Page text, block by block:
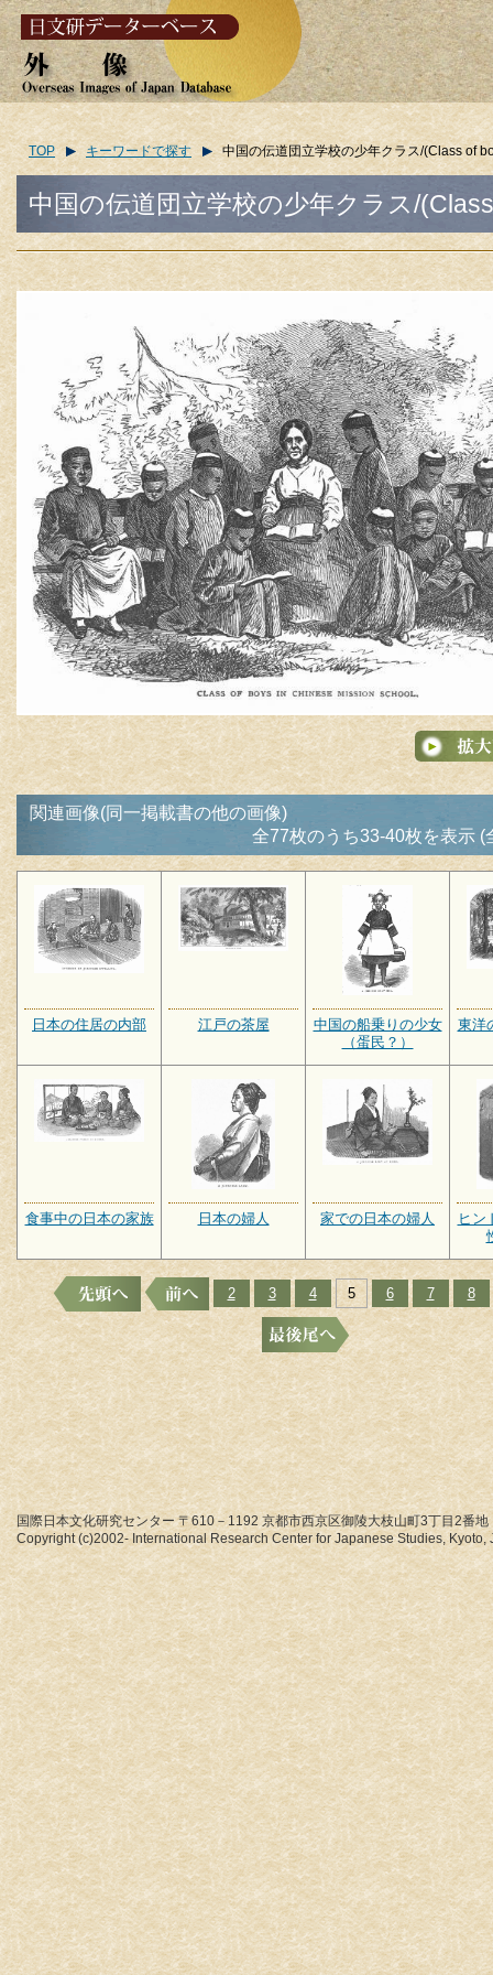
TOP キーワードで探す 中国の伝道団立学校の少年クラス/(Class of
中国の伝道団立学校の少年クラス/
関連画像(同一掲載書の他の画像)
全77枚のうち33-40枚を表示 (
日本の住居の内部 江戸の茶屋
中国の船乗りの少女
（蛋民？）
東洋
食事中の日本の家族 日本の婦人 家での日本の婦人
ヒン
2 3 4 5 6 7 8
国際日本文化研究センター 〒610－1192 京都市西京区御陵大枝山町3丁目2番地
Copyright (c)2002- International Research Center for Japanese Studies, Kyoto,